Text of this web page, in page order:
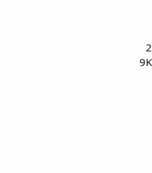
2
9K